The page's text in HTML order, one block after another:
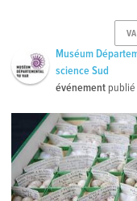
Muséum
science Sud
événement